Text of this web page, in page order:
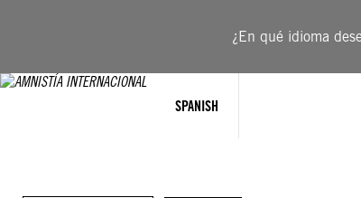
¿En qué idioma
SPANISH